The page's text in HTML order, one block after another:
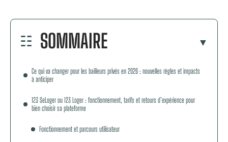
SOMMAIRE
Ce qui va changer pour les bailleurs privés en 2026 : nouvelles règles et impacts
à anticiper
123 SeLoger ou 123 Loger : fonctionnement, tarifs et retours d’expérience pour
bien choisir sa plateforme
Fonctionnement et parcours utilisateur